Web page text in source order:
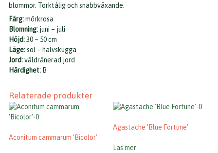
blommor. Torktålig och snabbväxande.
Färg:mörkrosa
Blomning: juni – juli
Höjd:30 – 50 cm
Läge:sol – halvskugga
Jord:väldränerad jord
Härdighet: B
Relaterade produkter
Aconitum cammarum ’Bicolor’
Agastache ’Blue Fortune’
Läs mer